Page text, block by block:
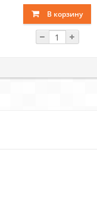
В корзину